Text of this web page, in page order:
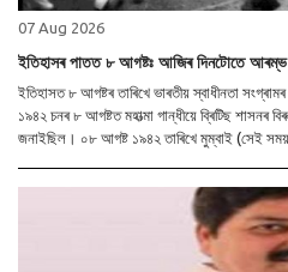
07 Aug 2026
ইতিহাসৰ পাতত ৮ আগষ্টঃ আজিৰ দিনটোতে
ইতিহাসত ৮ আগষ্টৰ তাৰিখে ভাৰতীয় স্বাধীনতা
১৯৪২ চনৰ ৮ আগষ্টত মহাত্মা গান্ধীয়ে ব্ৰিটিছ শাসনৰ
জনাইছিল। ০৮ আগষ্ট ১৯৪২ তাৰিখে মুম্বাই (সেই